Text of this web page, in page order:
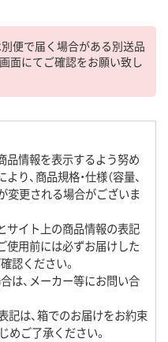
便で届く場合がある別送品
面にてご確認をお願い致し
品情報を表示するよう努め
り、商品規格・仕様（容量、
変更される場合がございま
サイト上の商品情報の表記
使用前には必ずお届けした
認ください。
は、メーカー等にお問い合
記は、箱でのお届けをお約束
めご了承ください。